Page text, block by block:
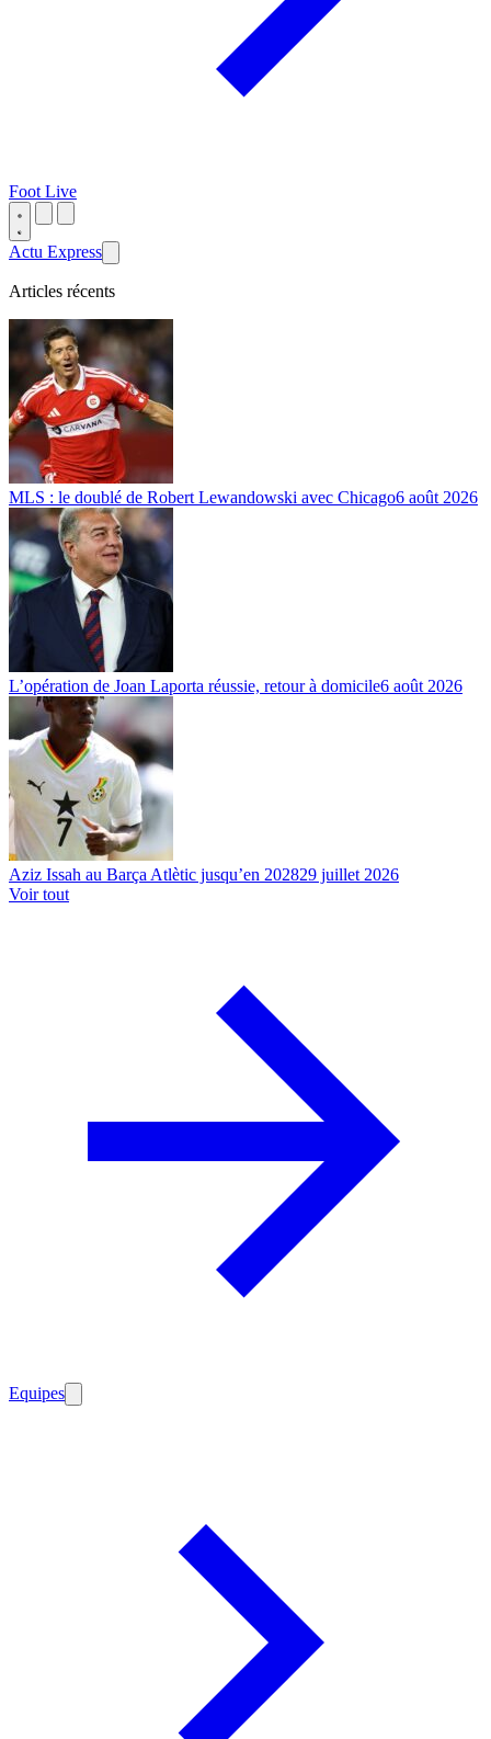
Foot Live
Actu Express
Articles récents
MLS : le doublé de Robert Lewandowski avec Chicago6 août 2026
L’opération de Joan Laporta réussie, retour à domicile6 août 2026
Aziz Issah au Barça Atlètic jusqu’en 202829 juillet 2026
Voir tout
Equipes